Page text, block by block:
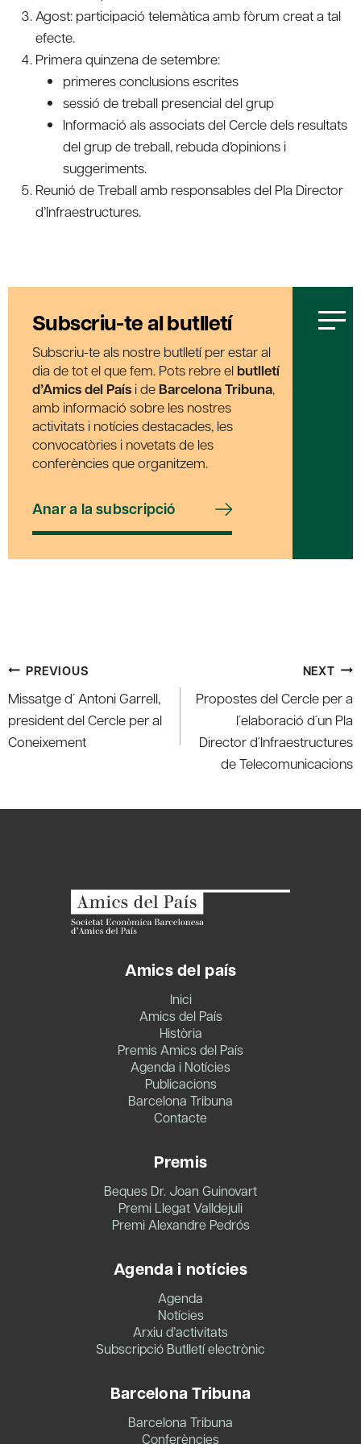
Agost: participació telemàtica amb fòrum creat a tal
efecte.
Primera quinzena de setembre:
primeres conclusions escrites
sessió de treball presencial del grup
Informació als associats del Cercle dels resultats
del grup de treball, rebuda d’opinions i
suggeriments.
Reunió de Treball amb responsables del Pla Director
d’Infraestructures.
Subscriu-te al butlletí
Subscriu-te als nostre butlletí per estar al
dia de tot el que fem. Pots rebre el butlletí
d’Amics del País i de Barcelona Tribuna,
amb informació sobre les nostres
activitats i notícies destacades, les
convocatòries i novetats de les
conferències que organitzem.
Anar a la subscripció
Post
navigation
PREVIOUS
Missatge d´ Antoni Garrell,
president del Cercle per al
Coneixement
NEXT
Propostes del Cercle per a
l´elaboració d´un Pla
Director d´Infraestructures
de Telecomunicacions
Amics del país
Inici
Amics del País
Història
Premis Amics del País
Agenda i Notícies
Publicacions
Barcelona Tribuna
Contacte
Premis
Beques Dr. Joan Guinovart
Premi Llegat Valldejuli
Premi Alexandre Pedrós
Agenda i notícies
Agenda
Notícies
Arxiu d’activitats
Subscripció Butlletí electrònic
Barcelona Tribuna
Barcelona Tribuna
Conferències